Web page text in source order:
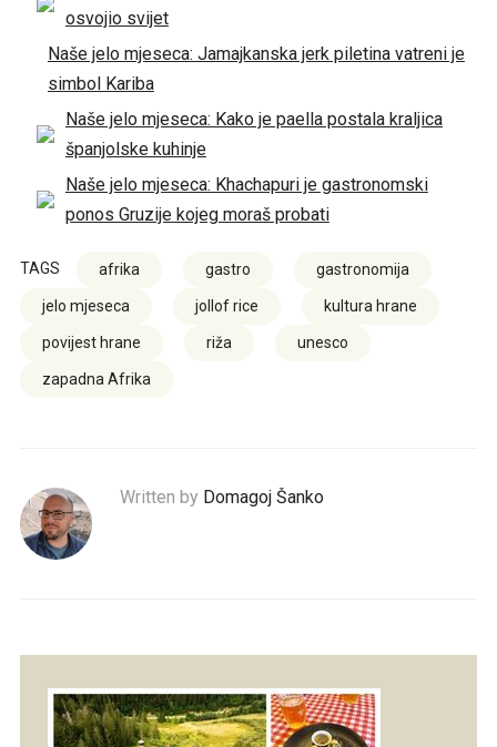
osvojio svijet
Naše jelo mjeseca: Jamajkanska jerk piletina vatreni je
simbol Kariba
Naše jelo mjeseca: Kako je paella postala kraljica
španjolske kuhinje
Naše jelo mjeseca: Khachapuri je gastronomski
ponos Gruzije kojeg moraš probati
TAGS afrika gastro gastronomija
jelo mjeseca jollof rice kultura hrane
povijest hrane riža unesco
zapadna Afrika
Written by Domagoj Šanko